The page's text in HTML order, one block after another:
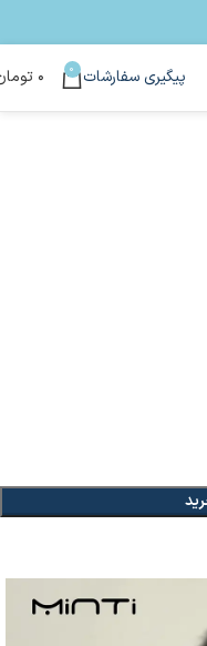
پیگیری سفارشات 0 ۰